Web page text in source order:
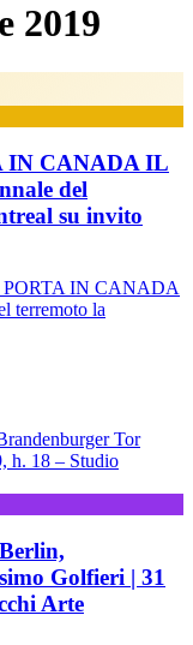
2019
IN CANADA IL
del
su invito
PORTA IN CANADA
terremoto la
Golfieri | 31
Arte